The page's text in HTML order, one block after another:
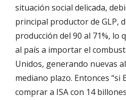
situación social delicada,
principal productor de GLP,
producción del 90 al 71%, lo
al país a importar el
Unidos, generando nuevas
mediano plazo. Entonces “si
comprar a ISA con 14